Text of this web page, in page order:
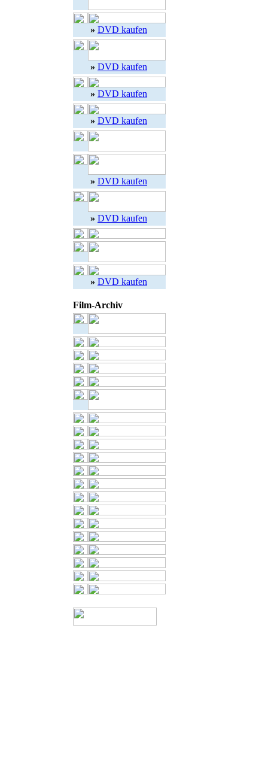
» DVD kaufen
» DVD kaufen
» DVD kaufen
» DVD kaufen
» DVD kaufen
» DVD kaufen
» DVD kaufen
Film-Archiv